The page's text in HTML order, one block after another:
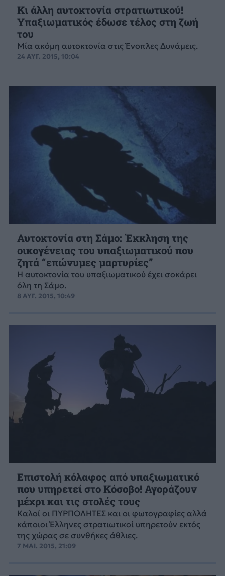
Κι άλλη αυτοκτονία στρατιωτικού!
Υπαξιωματικός έδωσε τέλος στη ζωή
του
Μία ακόμη αυτοκτονία στις Ένοπλες Δυνάμεις.
24 ΑΥΓ. 2015, 10:04
Αυτοκτονία στη Σάμο: Έκκληση της
οικογένειας του υπαξιωματικού που
ζητά “επώνυμες μαρτυρίες”
Η αυτοκτονία του υπαξιωματικού έχει σοκάρει
όλη τη Σάμο.
8 ΑΥΓ. 2015, 10:49
Επιστολή κόλαφος από υπαξιωματικό
που υπηρετεί στο Κόσοβο! Αγοράζουν
μέχρι και τις στολές τους
Καλοί οι ΠΥΡΠΟΛΗΤΕΣ και οι φωτογραφίες αλλά
κάποιοι Έλληνες στρατιωτικοί υπηρετούν εκτός
της χώρας σε συνθήκες άθλιες.
7 ΜΑΙ. 2015, 21:09